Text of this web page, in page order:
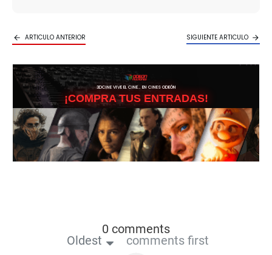
ARTICULO ANTERIOR SIGUIENTE ARTICULO
3DCINE VIVE EL CINE… EN CINES ODEÓN
¡COMPRA TUS ENTRADAS!
0 comments
Oldest comments first